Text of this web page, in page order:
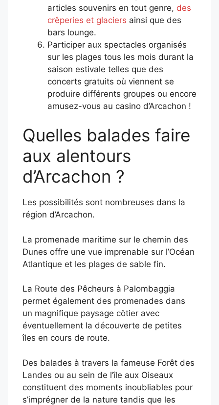
articles souvenirs en tout genre, des
crêperies et glaciers ainsi que des
bars lounge.
Participer aux spectacles organisés
sur les plages tous les mois durant la
saison estivale telles que des
concerts gratuits où viennent se
produire différents groupes ou encore
amusez-vous au casino d’Arcachon !
Quelles balades faire
aux alentours
d’Arcachon ?
Les possibilités sont nombreuses dans la
région d’Arcachon.
La promenade maritime sur le chemin des
Dunes offre une vue imprenable sur l’Océan
Atlantique et les plages de sable fin.
La Route des Pêcheurs à Palombaggia
permet également des promenades dans
un magnifique paysage côtier avec
éventuellement la découverte de petites
îles en cours de route.
Des balades à travers la fameuse Forêt des
Landes ou au sein de l’île aux Oiseaux
constituent des moments inoubliables pour
s’imprégner de la nature tandis que les